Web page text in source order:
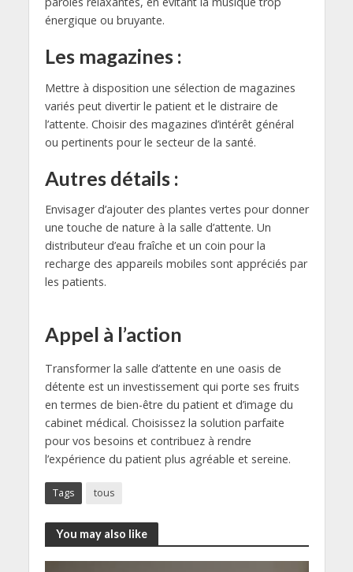
énergique ou bruyante.
Les magazines :
Mettre à disposition une sélection de magazines
variés peut divertir le patient et le distraire de
l’attente. Choisir des magazines d’intérêt général
ou pertinents pour le secteur de la santé.
Autres détails :
Envisager d’ajouter des plantes vertes pour donner
une touche de nature à la salle d’attente. Un
distributeur d’eau fraîche et un coin pour la
recharge des appareils mobiles sont appréciés par
les patients.
Appel à l’action
Transformer la salle d’attente en une oasis de
détente est un investissement qui porte ses fruits
en termes de bien-être du patient et d’image du
cabinet médical. Choisissez la solution parfaite
pour vos besoins et contribuez à rendre
l’expérience du patient plus agréable et sereine.
Tags tous
You may also like